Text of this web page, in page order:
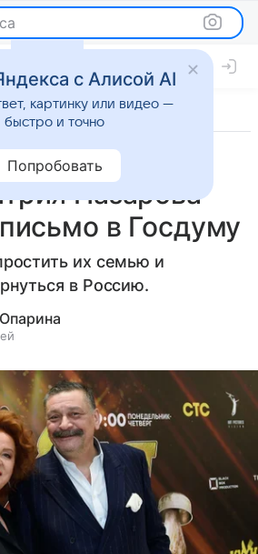
Светская жизнь
Назарова
в Госдуму
их семью и
в Россию.
с Алисой AI
картинку или видео —
быстро и точно
Попробовать